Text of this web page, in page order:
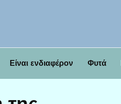
Είναι ενδιαφέρον Φυτά